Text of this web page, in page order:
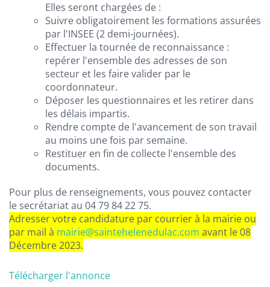
Elles seront chargées de :
Suivre obligatoirement les formations assurées
par l'INSEE (2 demi-journées).
Effectuer la tournée de reconnaissance :
repérer l'ensemble des adresses de son
secteur et les faire valider par le
coordonnateur.
Déposer les questionnaires et les retirer dans
les délais impartis.
Rendre compte de l'avancement de son travail
au moins une fois par semaine.
Restituer en fin de collecte l'ensemble des
documents.
Pour plus de renseignements, vous pouvez contacter
le secrétariat au 04 79 84 22 75.
Adresser votre candidature par courrier à la mairie ou
par mail à mairie@saintehelenedulac.com avant le 08
Décembre 2023.
Télécharger l'annonce